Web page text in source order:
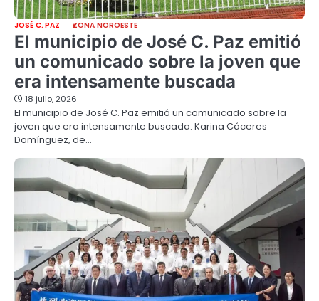
JOSÉ C. PAZ ZONA NOROESTE
El municipio de José C. Paz emitió
un comunicado sobre la joven que
era intensamente buscada
18 julio, 2026
El municipio de José C. Paz emitió un comunicado sobre la
joven que era intensamente buscada. Karina Cáceres
Domínguez, de…